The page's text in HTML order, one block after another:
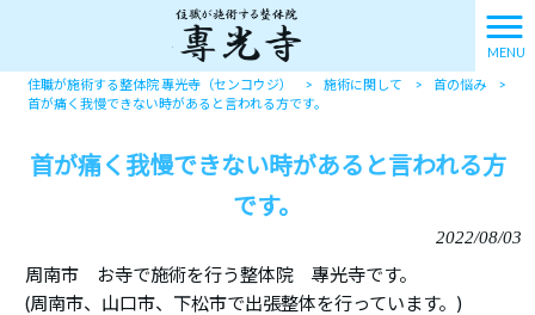
MENU
住職が施術する整体院 專光寺（センコウジ） > 施術に関して > 首の悩み
>
首が痛く我慢できない時があると言われる方です。
首が痛く我慢できない時があると言われる方
です。
2022/08/03
周南市 お寺で施術を行う整体院 專光寺です。
(周南市、山口市、下松市で出張整体を行っています。)